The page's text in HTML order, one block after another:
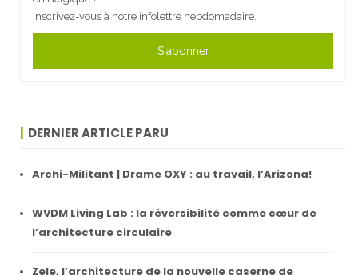
Inscrivez-vous à notre infolettre hebdomadaire.
S'abonner
DERNIER ARTICLE PARU
Archi-Militant | Drame OXY : au travail, l’Arizona!
WVDM Living Lab : la réversibilité comme cœur de
l’architecture circulaire
Zele, l’architecture de la nouvelle caserne de